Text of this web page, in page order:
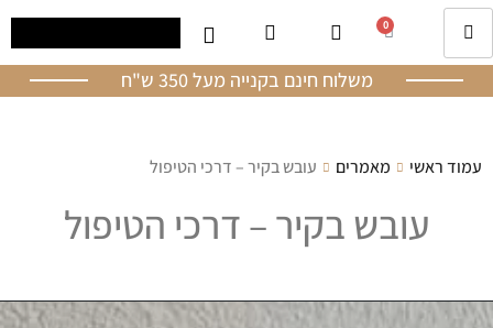
0
משלוח חינם בקנייה מעל 350 ש"ח
עמוד ראשי מאמרים עובש בקיר – דרכי הטיפול
עובש בקיר – דרכי הטיפול